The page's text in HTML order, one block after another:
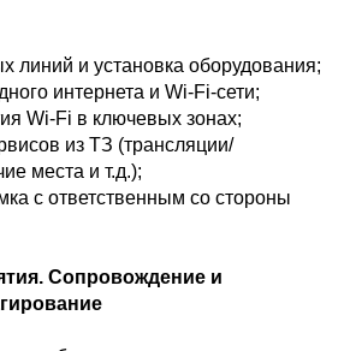
линий и установка оборудования;
интернета и Wi‑Fi‑сети;
Wi‑Fi в ключевых зонах;
из ТЗ (трансляции/
места и т.д.);
с ответственным со стороны
Сопровождение и